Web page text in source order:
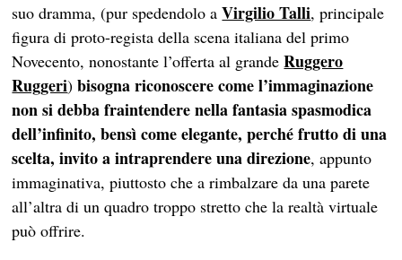
suo dramma, (pur spedendolo aVirgilio Talli, principale
figura di proto-regista della scena italiana del primo
Novecento, nonostante l’offerta al grandeRuggero
Ruggeri)bisogna riconoscere come l’immaginazione
non si debba fraintendere nella fantasia spasmodica
dell’infinito, bensì come elegante, perché frutto di una
scelta, invito a intraprendere una direzione, appunto
immaginativa, piuttosto che a rimbalzare da una parete
all’altra di un quadro troppo stretto che la realtà virtuale
può offrire.